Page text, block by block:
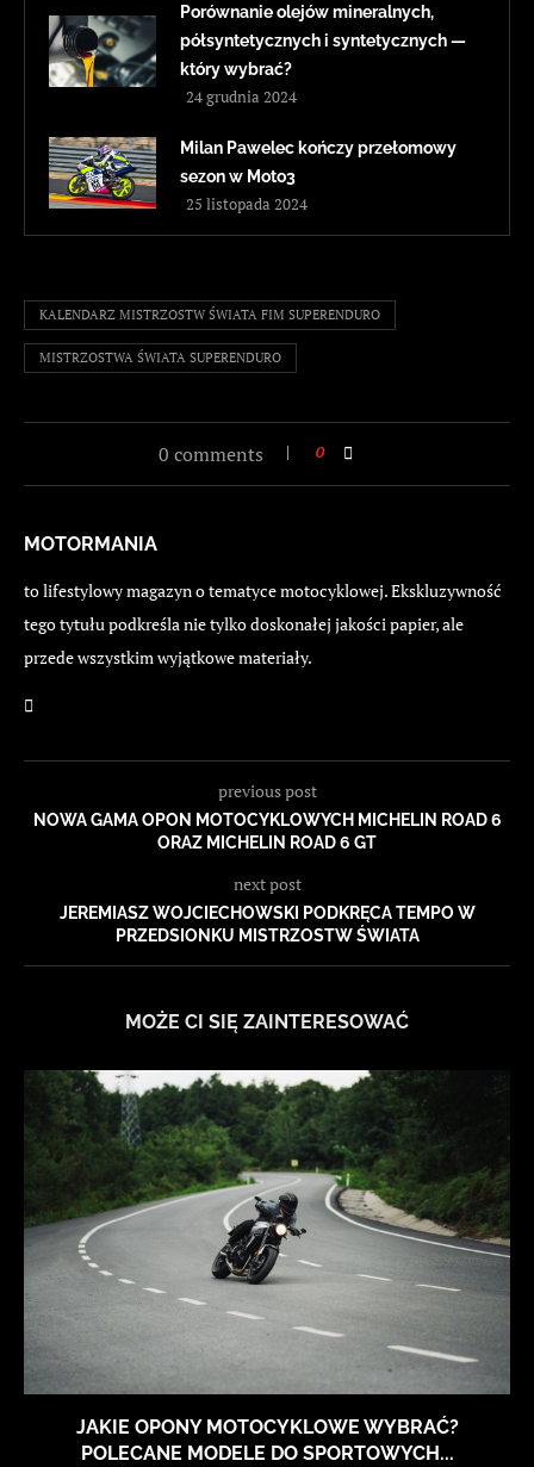
Porównanie olejów mineralnych,
półsyntetycznych i syntetycznych —
który wybrać?
24 grudnia 2024
Milan Pawelec kończy przełomowy
sezon w Moto3
25 listopada 2024
KALENDARZ MISTRZOSTW ŚWIATA FIM SUPERENDURO
MISTRZOSTWA ŚWIATA SUPERENDURO
0 comments 0
MOTORMANIA
to lifestylowy magazyn o tematyce motocyklowej. Ekskluzywność
tego tytułu podkreśla nie tylko doskonałej jakości papier, ale
przede wszystkim wyjątkowe materiały.
previous post
NOWA GAMA OPON MOTOCYKLOWYCH MICHELIN ROAD 6
ORAZ MICHELIN ROAD 6 GT
next post
JEREMIASZ WOJCIECHOWSKI PODKRĘCA TEMPO W
PRZEDSIONKU MISTRZOSTW ŚWIATA
MOŻE CI SIĘ ZAINTERESOWAĆ
JAKIE OPONY MOTOCYKLOWE WYBRAĆ?
POLECANE MODELE DO SPORTOWYCH...